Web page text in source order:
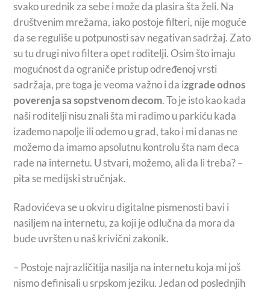
svako urednik za sebe i može da plasira šta želi. Na
društvenim mrežama, iako postoje filteri, nije moguće
da se reguliše u potpunosti sav negativan sadržaj. Zato
su tu drugi nivo filtera opet roditelji. Osim što imaju
mogućnost da ograniče pristup određenoj vrsti
sadržaja, pre toga je veoma važno i da izgrade odnos
poverenja sa sopstvenom decom. To je isto kao kada
naši roditelji nisu znali šta mi radimo u parkiću kada
izađemo napolje ili odemo u grad, tako i mi danas ne
možemo da imamo apsolutnu kontrolu šta nam deca
rade na internetu. U stvari, možemo, ali da li treba? –
pita se medijski stručnjak.
Radovićeva se u okviru digitalne pismenosti bavi i
nasiljem na internetu, za koji je odlučna da mora da
bude uvršten u naš krivični zakonik.
– Postoje najrazličitija nasilja na internetu koja mi još
nismo definisali u srpskom jeziku. Jedan od poslednjih